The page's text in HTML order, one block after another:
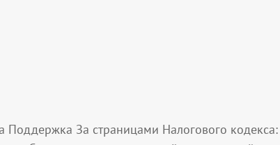
Поддержка За страницами Налогового кодекса: